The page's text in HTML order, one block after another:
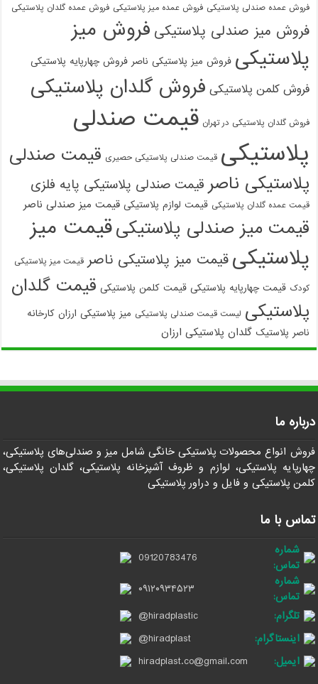
فروش عمده صندلی پلاستیکی فروش عمده میز پلاستیکی فروش عمده گلدان پلاستیکی
فروش میز صندلی پلاستیکی فروش میز
پلاستیکی فروش میز پلاستیکی ناصر فروش چهارپایه پلاستیکی
فروش کلمن پلاستیکی فروش گلدان پلاستیکی
فروش گلدان پلاستیکی در تهران قیمت صندلی
پلاستیکی قیمت صندلی پلاستیکی حصیری قیمت صندلی
پلاستیکی ناصر قیمت صندلی پلاستیکی پایه فلزی
قیمت عمده گلدان پلاستیکی قیمت لوازم پلاستیکی قیمت میز صندلی ناصر
قیمت میز صندلی پلاستیکیقیمت میز
پلاستیکی قیمت میز پلاستیکی ناصر قیمت میز پلاستیکی
کودک قیمت چهارپایه پلاستیکی قیمت کلمن پلاستیکی قیمت گلدان
پلاستیکی لیست قیمت صندلی پلاستیکی میز پلاستیکی ارزان کارخانه
ناصر پلاستیک گلدان پلاستیکی ارزان
درباره ما
فروش انواع محصولات پلاستیکی خانگی شامل میز و صندلی‌های پلاستیکی،
چهارپایه پلاستیکی، لوازم و ظروف آشپزخانه پلاستیکی، گلدان پلاستیکی،
کلمن پلاستیکی و فایل و دراور پلاستیکی
تماس با ما
شماره
تماس:
09120783476
شماره
تماس:
۰۹۱۲۰۹۳۴۵۲۳
تلگرام:
@hiradplastic
اینستاگرام:
@hiradplast
ایمیل:
hiradplast.co@gmail.com